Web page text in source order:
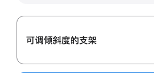
可调倾斜度的支架